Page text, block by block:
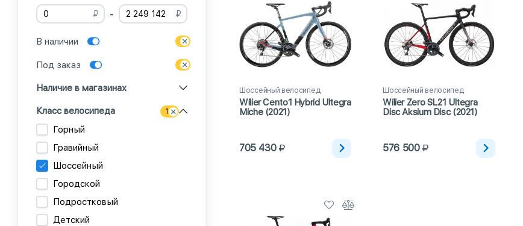
Шоссейный велосипед
Wilier Cento1 Hybrid Ultegra
Miche (2021)
705 430
Шоссейный велосипед
Wilier Zero SL21 Ultegra
Disc Aksium Disc (2021)
576 500
₽ - ₽
В наличии
Под заказ
Наличие в магазинах
Класс велосипеда 1
Горный
Гравийный
Шоссейный
Городской
Подростковый
Детский